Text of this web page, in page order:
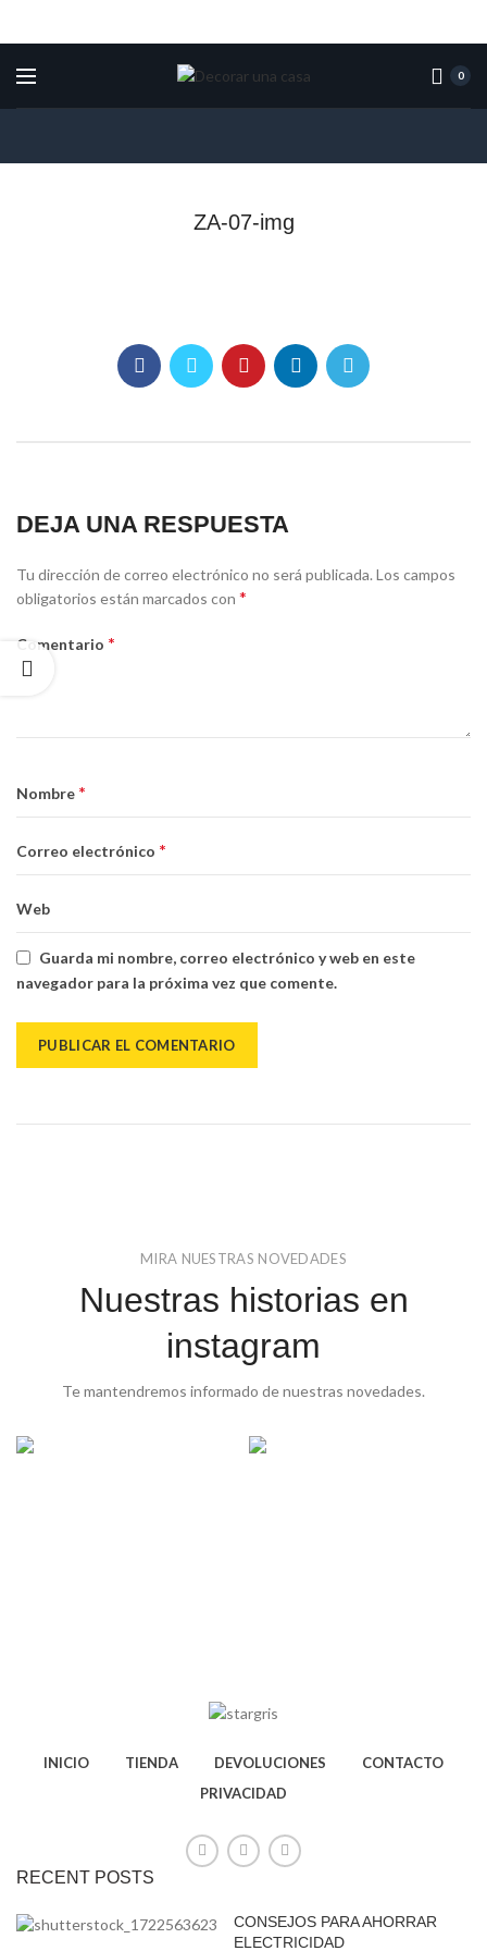
0
ZA-07-img
DEJA UNA RESPUESTA
Tu dirección de correo electrónico no será publicada.Los campos
obligatorios están marcados con *
Comentario *
Nombre *
Correo electrónico *
Web
Guarda mi nombre, correo electrónico y web en este
navegador para la próxima vez que comente.
MIRA NUESTRAS NOVEDADES
Nuestras historias en
instagram
Te mantendremos informado de nuestras novedades.
INICIO TIENDA DEVOLUCIONES
CONTACTO
PRIVACIDAD
RECENT POSTS
CONSEJOS PARA AHORRAR
ELECTRICIDAD